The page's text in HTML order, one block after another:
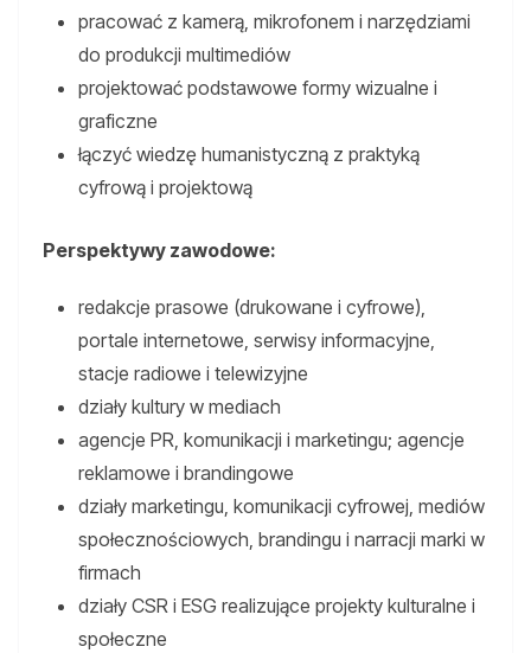
pracować z kamerą, mikrofonem i narzędziami
do produkcji multimediów
projektować podstawowe formy wizualne i
graficzne
łączyć wiedzę humanistyczną z praktyką
cyfrową i projektową
Perspektywy zawodowe:
redakcje prasowe (drukowane i cyfrowe),
portale internetowe, serwisy informacyjne,
stacje radiowe i telewizyjne
działy kultury w mediach
agencje PR, komunikacji i marketingu; agencje
reklamowe i brandingowe
działy marketingu, komunikacji cyfrowej, mediów
społecznościowych, brandingu i narracji marki w
firmach
działy CSR i ESG realizujące projekty kulturalne i
społeczne